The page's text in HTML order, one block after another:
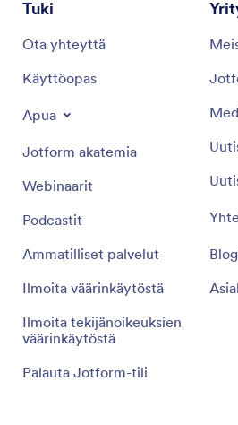
Tuki
Ota yhteyttä
Käyttöopas
Apua
Jotform akatemia
Webinaarit
Podcastit
Ammatilliset palvelut
Ilmoita väärinkäytöstä
Ilmoita tekijänoikeuksien
väärinkäytöstä
Palauta Jotform-tili